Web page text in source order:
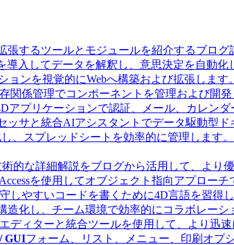
張するツールとモジュールを紹介するブログ
導入してデータを解釈し、意思決定を自動化
ョンを視覚的にWebへ構築および拡張します。
関係管理でコンポーネントを管理および開発
アプリケーションで認証、メール、カレンダ
ッサと統合AIアシスタントでデータ駆動型ド
、スプレッドシートを効率的に管理します。
的な詳細解説をブログから活用して、より
Accessを使用してオブジェクト指向アプロー
しやすいコードを書くために4D言語を習得し
造化し、チーム環境で効率的にコラボレーシ
ディターと統合ツールを使用して、より迅
GUIフォーム、リスト、メニュー、印刷オプ